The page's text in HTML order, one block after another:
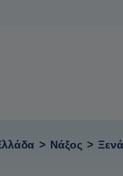
> Νάξος >